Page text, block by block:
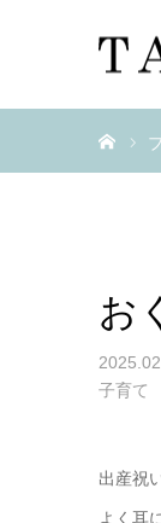
お
子育て
出産祝
よく耳